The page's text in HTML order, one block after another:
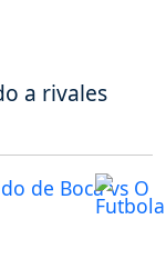
a rivales